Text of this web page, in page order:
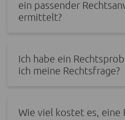
ein passender
ermittelt?
Ich habe ein
ich meine Rechtsfrage?
Wie viel kostet es, eine